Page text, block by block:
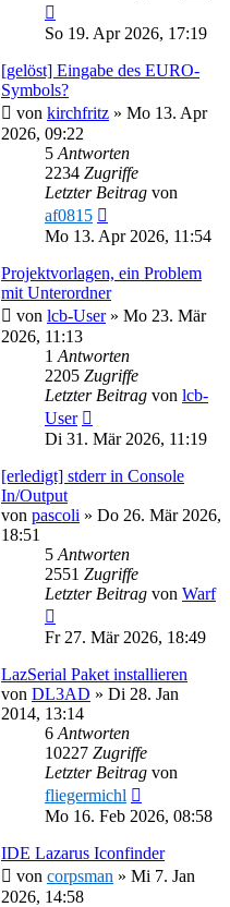
So 19. Apr 2026, 17:19
[gelöst] Eingabe des EURO-
Symbols?
von kirchfritz » Mo 13. Apr
2026, 09:22
5 Antworten
2234 Zugriffe
Letzter Beitrag von
af0815
Mo 13. Apr 2026, 11:54
Projektvorlagen, ein Problem
mit Unterordner
von lcb-User» Mo 23. Mär
2026, 11:13
1 Antworten
2205 Zugriffe
Letzter Beitrag von lcb-
User
Di 31. Mär 2026, 11:19
[erledigt] stderr in Console
In/Output
von pascoli » Do 26. Mär 2026,
18:51
5 Antworten
2551 Zugriffe
Letzter Beitrag von Warf
Fr 27. Mär 2026, 18:49
LazSerial Paket installieren
von DL3AD » Di 28. Jan
2014, 13:14
6 Antworten
10227 Zugriffe
Letzter Beitrag von
fliegermichl
Mo 16. Feb 2026, 08:58
IDE Lazarus Iconfinder
von corpsman » Mi 7. Jan
2026, 14:58